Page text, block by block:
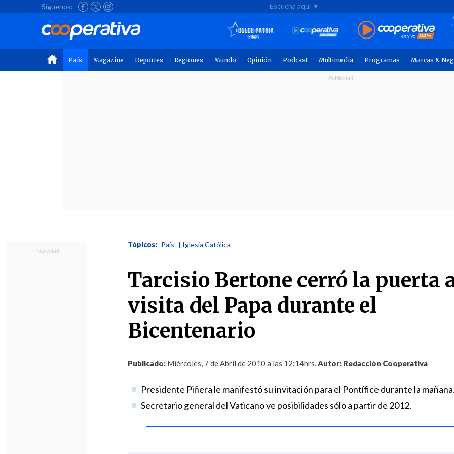
Síguenos: Escucha aquí ▼
País Magazine Deportes Regiones Mundo Opinión Podcast Multimedia Programas Marcas &
Tópicos: País | Iglesia Católica
Tarcisio Bertone cerró la puerta
visita del Papa durante el
Bicentenario
Publicado: Miércoles, 7 de Abril de 2010 a las 12:14hrs.Autor: Redacción Cooperativa
Presidente Piñera le manifestó su invitación para el Pontífice durante la
Secretario general del Vaticano ve posibilidades sólo a partir de 2012.